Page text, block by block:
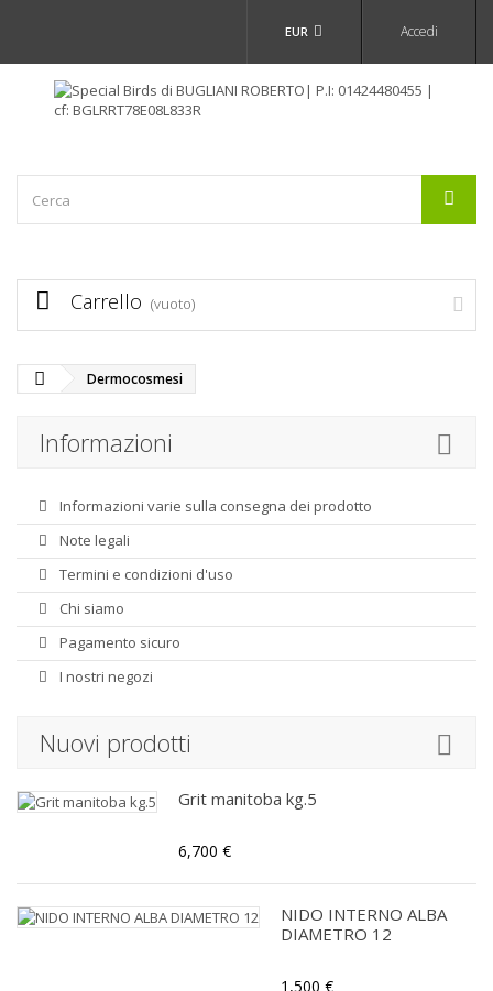
Accedi
EUR
Carrello (vuoto)
Dermocosmesi
Informazioni
Informazioni varie sulla consegna dei prodotto
Note legali
Termini e condizioni d'uso
Chi siamo
Pagamento sicuro
I nostri negozi
Nuovi prodotti
Grit manitoba kg.5
6,700 €
NIDO INTERNO ALBA
DIAMETRO 12
1,500 €